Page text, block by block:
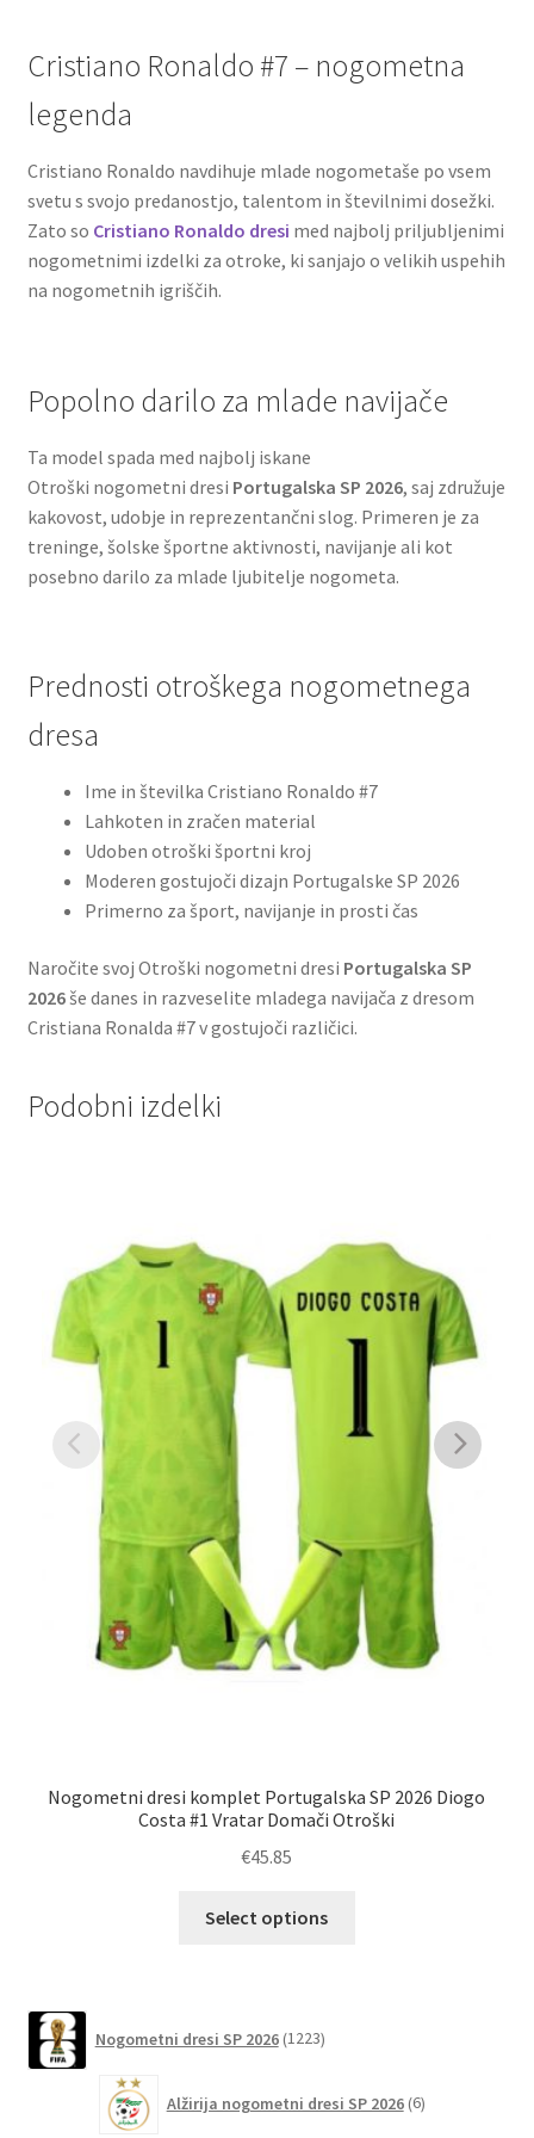
Cristiano Ronaldo #7 – nogometna
legenda
Cristiano Ronaldo navdihuje mlade nogometaše po vsem
svetu s svojo predanostjo, talentom in številnimi dosežki.
Zato so Cristiano Ronaldo dresi med najbolj priljubljenimi
nogometnimi izdelki za otroke, ki sanjajo o velikih uspehih
na nogometnih igriščih.
Popolno darilo za mlade navijače
Ta model spada med najbolj iskane
Otroški nogometni dresi Portugalska SP 2026, saj združuje
kakovost, udobje in reprezentančni slog. Primeren je za
treninge, šolske športne aktivnosti, navijanje ali kot
posebno darilo za mlade ljubitelje nogometa.
Prednosti otroškega nogometnega
dresa
Ime in številka Cristiano Ronaldo #7
Lahkoten in zračen material
Udoben otroški športni kroj
Moderen gostujoči dizajn Portugalske SP 2026
Primerno za šport, navijanje in prosti čas
Naročite svoj Otroški nogometni dresi Portugalska SP
2026še danes in razveselite mladega navijača z dresom
Cristiana Ronalda #7 v gostujoči različici.
Podobni izdelki
Nogometni dresi komplet Portugalska SP 2026 Diogo
Costa #1 Vratar Domači Otroški
€45.85
Select options
izberete
Nogometni dresi SP 2026 1223izdelkov
Alžirija nogometni dresi SP 2026 6izdelkov